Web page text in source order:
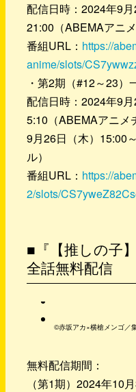
配信日時：2024年9
21:00（ABEMAアニ
番組URL： https://
anime/slots/
・第2期（#12～23）
配信日時：2024年9
5:10（ABEMAアニメ
9月26日（木）15:00
ル）
番組URL： https://
2/slots/
■『【推しの子
全話無料配信
©赤坂アカ×横槍メンゴ／
無料配信期間：
（第1期）2024年10